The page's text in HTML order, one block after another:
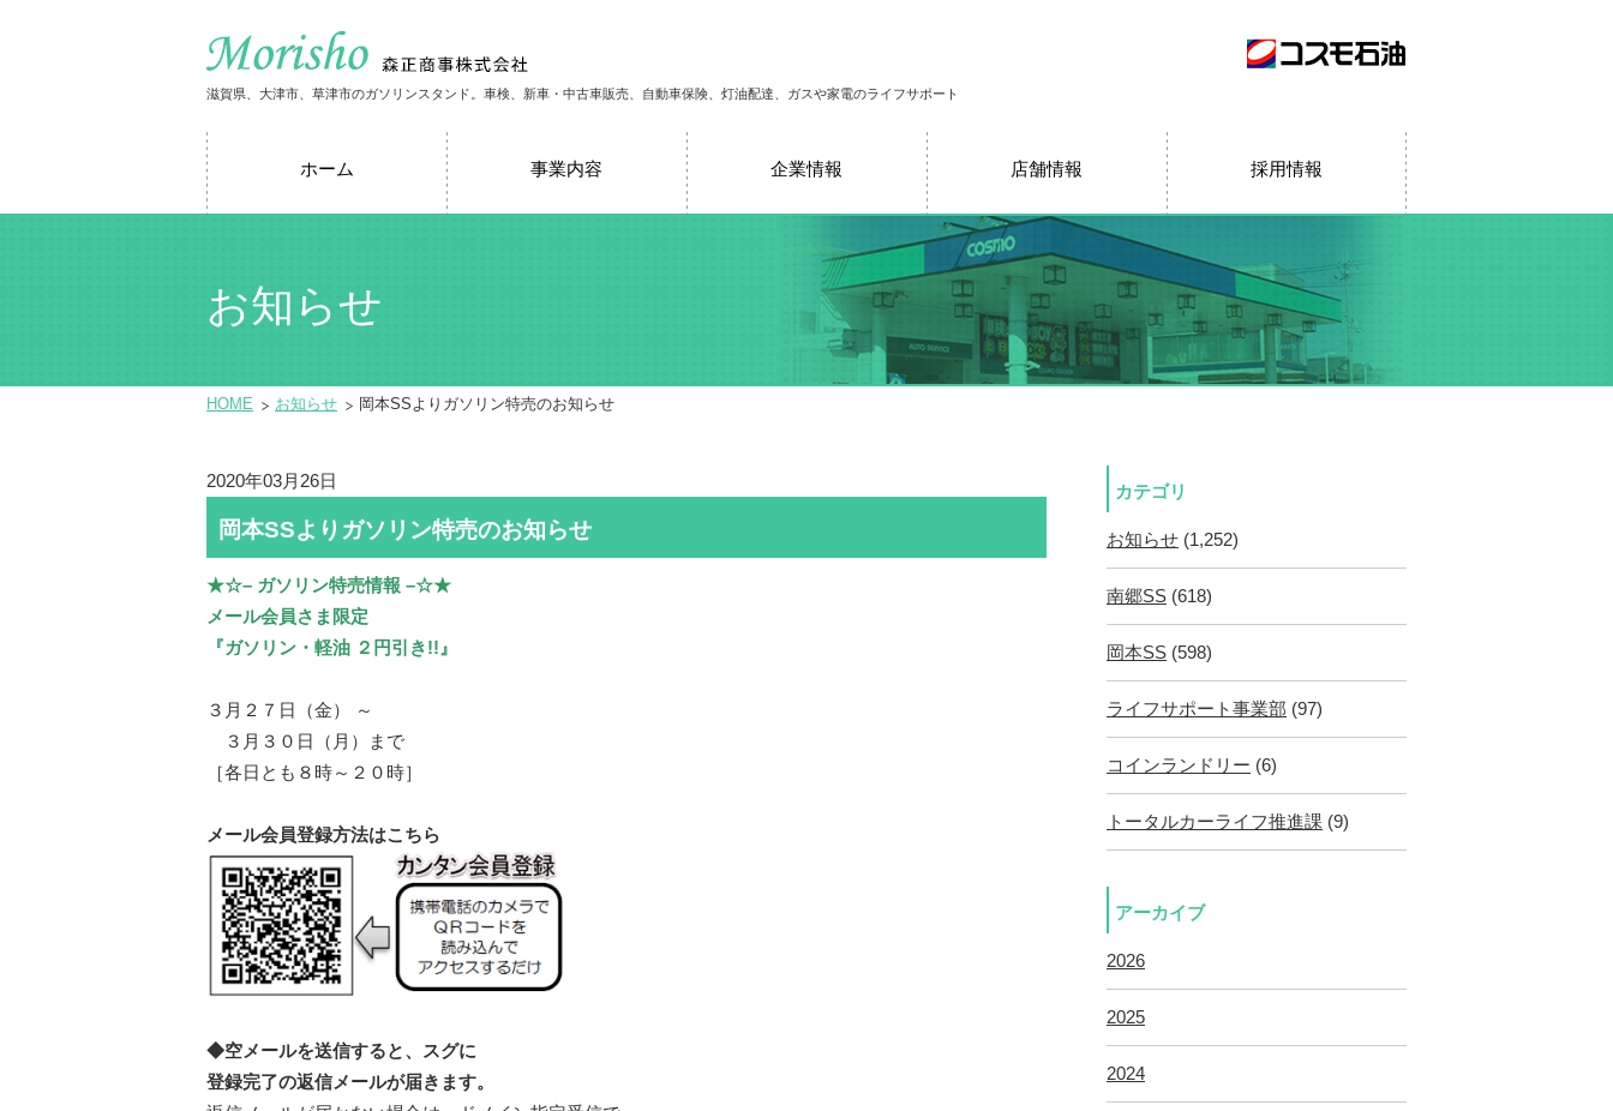
滋賀県、大津市、草津市のガソリンスタンド。車検、新車・中古車販売、自動車保険、灯油配達、ガスや家電のライフサポート
ホーム 事業内容 企業情報 店舗情報 採用情報
お知らせ
HOME お知らせ 岡本SSよりガソリン特売のお知らせ
2020年03月26日
岡本SSよりガソリン特売のお知らせ
★☆– ガソリン特売情報 –☆★
メール会員さま限定
『ガソリン・軽油 ２円引き!!』
３月２７日（金） ～
３月３０日（月）まで
［各日とも８時～２０時］
メール会員登録方法はこちら
◆空メールを送信すると、スグに
登録完了の返信メールが届きます。
カテゴリ
お知らせ (1,252)
南郷SS (618)
岡本SS (598)
ライフサポート事業部 (97)
コインランドリー (6)
トータルカーライフ推進課 (9)
アーカイブ
2026
2025
2024